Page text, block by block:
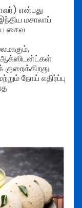
என்பது
மசாலாப்
சைவ
நோய் எதிர்ப்பு